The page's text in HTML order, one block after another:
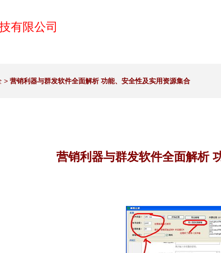
有限公司
> 营销利器与群发软件全面解析 功能、安全性及实用资源集合
营销利器与群发软件全面解析